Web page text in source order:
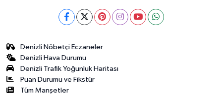
Denizli Nöbetçi Eczaneler
Denizli Hava Durumu
Denizli Trafik Yoğunluk Haritası
Puan Durumu ve Fikstür
Tüm Manşetler